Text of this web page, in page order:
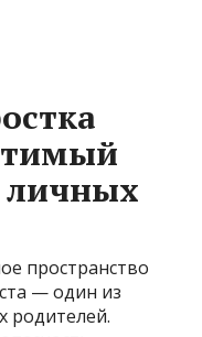
личных
пространство
— один из
родителей.